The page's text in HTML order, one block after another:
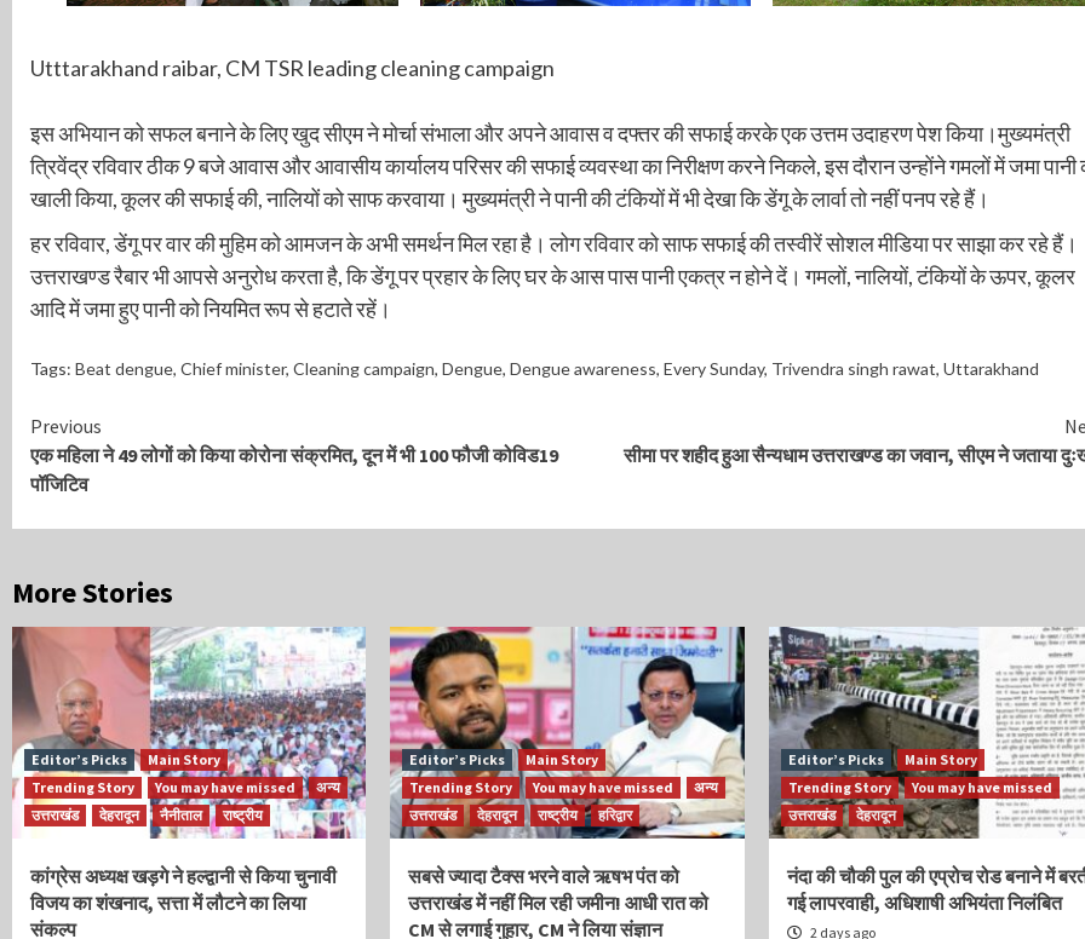
Utttarakhand raibar, CM TSR leading cleaning campaign
इस अभियान को सफल बनाने के लिए खुद सीएम ने मोर्चा संभाला और अपने आवास व दफ्तर की सफाई करके एक उत्तम उदाहरण पेश किया।मुख्यमंत्री
त्रिवेंद्र रविवार ठीक 9 बजे आवास और आवासीय कार्यालय परिसर की सफाई व्यवस्था का निरीक्षण करने निकले, इस दौरान उन्होंने गमलों में जमा पानी
खाली किया, कूलर की सफाई की, नालियों को साफ करवाया। मुख्यमंत्री ने पानी की टंकियों में भी देखा कि डेंगू के लार्वा तो नहीं पनप रहे हैं।
हर रविवार, डेंगू पर वार की मुहिम को आमजन के अभी समर्थन मिल रहा है। लोग रविवार को साफ सफाई की तस्वीरें सोशल मीडिया पर साझा कर रहे हैं।
उत्तराखण्ड रैबार भी आपसे अनुरोध करता है, कि डेंगू पर प्रहार के लिए घर के आस पास पानी एकत्र न होने दें। गमलों, नालियों, टंकियों के ऊपर, कूलर
आदि में जमा हुए पानी को नियमित रूप से हटाते रहें।
Tags: Beat dengue, Chief minister, Cleaning campaign, Dengue, Dengue awareness, Every Sunday, Trivendra singh rawat, Uttarakhand
Continue
Reading
Previous
एक महिला ने 49 लोगों को किया कोरोना संक्रमित, दून में भी 100 फौजी कोविड19
पॉजिटिव
सीमा पर शहीद हुआ सैन्यधाम उत्तराखण्ड का जवान, सीएम ने जताया
More Stories
Editor’s Picks
Main Story
Trending Story
You may have missed
अन्य
उत्तराखंड
देहरादून नैनीताल राष्ट्रीय
कांग्रेस अध्यक्ष खड़गे ने हल्द्वानी से किया चुनावी
विजय का शंखनाद, सत्ता में लौटने का लिया
संकल्प
Editor’s Picks
Main Story
Trending Story
You may have missed
अन्य
उत्तराखंड
देहरादून राष्ट्रीय हरिद्वार
सबसे ज्यादा टैक्स भरने वाले ऋषभ पंत को
उत्तराखंड में नहीं मिल रही जमीन! आधी रात को
CM से लगाई गुहार, CM ने लिया संज्ञान
Editor’s Picks
Main Story
Trending Story
You may have missed
उत्तराखंड
देहरादून
नंदा की चौकी पुल की एप्रोच रोड बनाने में
गई लापरवाही, अधिशाषी अभियंता निलंबित
2 days ago